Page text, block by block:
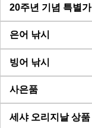
20주년 기념 특별가
은어 낚시
빙어 낚시
사은품
세샤 오리지날 상품